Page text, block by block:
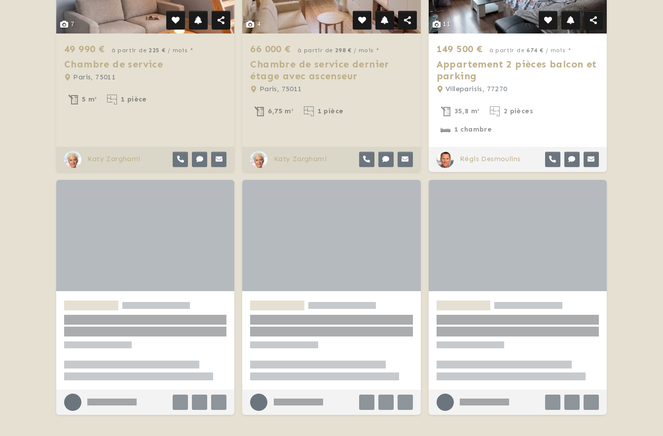
7
49 990 € à partir de 225 € / mois *
Chambre de service
Paris, 75011
5 m² 1 pièce
Katy Zarghami
4
66 000 € à partir de 298 € / mois *
Chambre de service dernier
étage avec ascenseur
Paris, 75011
6,75 m² 1 pièce
Katy Zarghami
11
149 500 € à partir de 674 € / mois *
Appartement 2 pièces balcon et
parking
Villeparisis, 77270
35,8 m² 2 pièces
1 chambre
Régis Desmoulins